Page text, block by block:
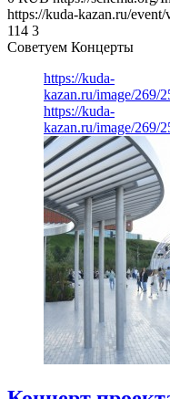
https://kuda-kazan.ru/
114 3
Советуем Концерты
https://kuda-
kazan.ru/image/269/
https://kuda-
kazan.ru/image/269/